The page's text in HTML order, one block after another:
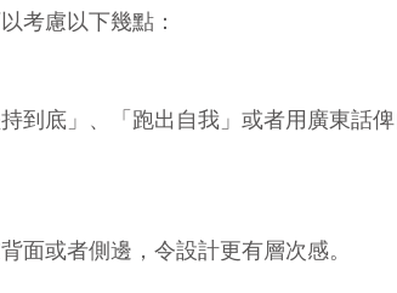
考慮以下幾點：
到底」、「跑出自我」或者用廣東話
面或者側邊，令設計更有層次感。